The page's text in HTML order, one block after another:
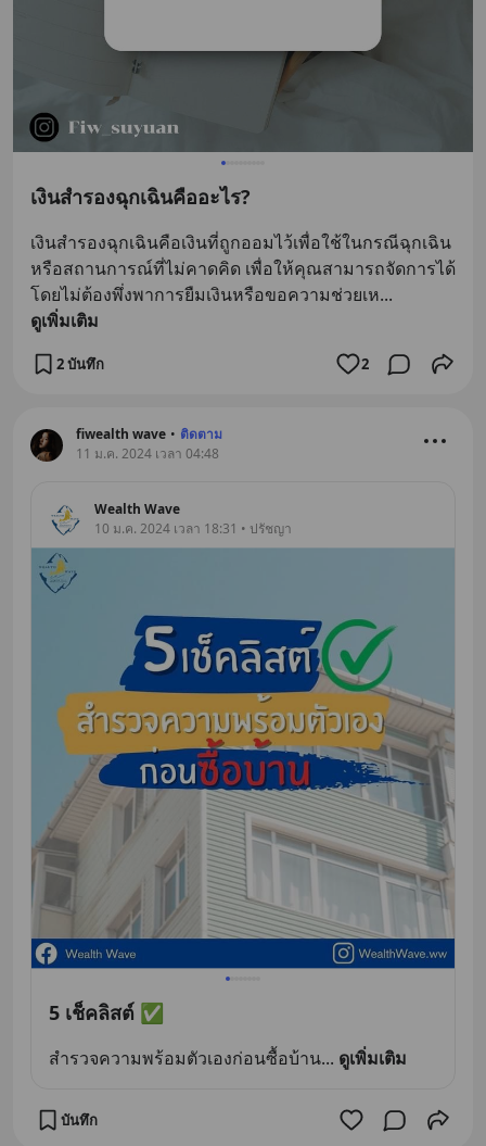
เงินสำรองฉุกเฉินคืออะไร?
เงินสำรองฉุกเฉินคือเงินที่ถูกออมไว้เพื่อใช้ในกรณีฉุกเฉิน
หรือสถานการณ์ที่ไม่คาดคิด เพื่อให้คุณสามารถจัดการได้
โดยไม่ต้องพึ่งพาการยืมเงินหรือขอความช่วยเห...
ดูเพิ่มเติม
2 บันทึก 2
fiwealth wave • ติดตาม
11 ม.ค. 2024 เวลา 04:48
Wealth Wave
10 ม.ค. 2024 เวลา 18:31 • ปรัชญา
5 เช็คลิสต์ ✅
สำรวจความพร้อมตัวเองก่อนซื้อบ้าน... ดูเพิ่มเติม
บันทึก